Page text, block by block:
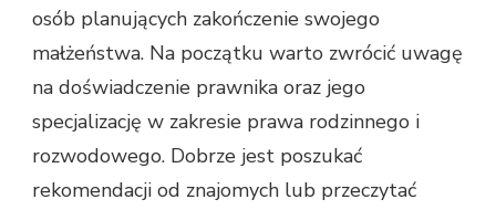
osób planujących zakończenie swojego
małżeństwa. Na początku warto zwrócić uwagę
na doświadczenie prawnika oraz jego
specjalizację w zakresie prawa rodzinnego i
rozwodowego. Dobrze jest poszukać
rekomendacji od znajomych lub przeczytać